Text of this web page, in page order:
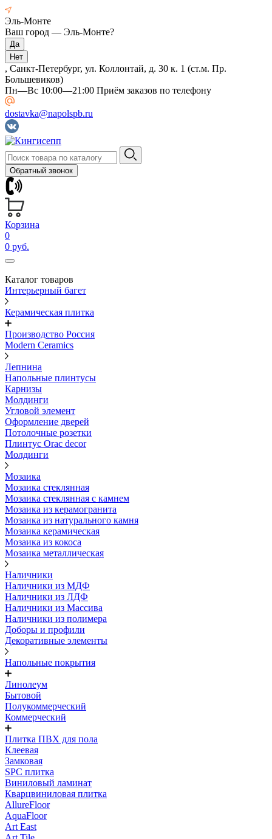
Эль-Монте
Ваш город — Эль-Монте?
, Санкт-Петербург, ул. Коллонтай, д. 30 к. 1 (ст.м. Пр.
Большевиков)
Пн—Вс 10:00—21:00 Приём заказов по телефону
dostavka@napolspb.ru
Обратный звонок
Корзина
0
0 руб.
Каталог товаров
Интерьерный багет
Керамическая плитка
Производство Россия
Modern Ceramics
Лепнина
Напольные плинтусы
Карнизы
Молдинги
Угловой элемент
Оформление дверей
Потолочные розетки
Плинтус Orac decor
Молдинги
Мозаика
Мозаика стеклянная
Мозаика стеклянная с камнем
Мозаика из керамогранита
Мозаика из натурального камня
Мозаика керамическая
Мозаика из кокоса
Мозаика металлическая
Наличники
Наличники из МДФ
Наличники из ЛДФ
Наличники из Массива
Наличники из полимера
Доборы и профили
Декоративные элементы
Напольные покрытия
Линолеум
Бытовой
Полукоммерческий
Коммерческий
Плитка ПВХ для пола
Клеевая
Замковая
SPC плитка
Виниловый ламинат
Кварцвиниловая плитка
AllureFloor
AquaFloor
Art East